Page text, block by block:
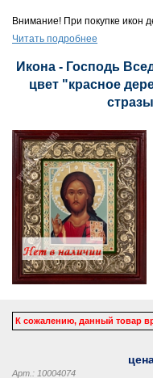
Внимание! При покупке икон
Читать подробнее
Икона - Господь
цвет "красное
К сожалению, данный товар
Арт.: 10004074